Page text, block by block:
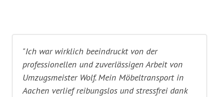
"Ich war wirklich beeindruckt von der
professionellen und zuverlässigen Arbeit von
Umzugsmeister Wolf. Mein Möbeltransport in
Aachen verlief reibungslos und stressfrei dank